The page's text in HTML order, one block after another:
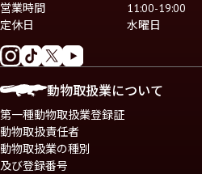
営業時間
11:00-19:00
定休日
水曜日
動物取扱業について
第一種動物取扱業登録証
動物取扱責任者
動物取扱業の種別
及び登録番号